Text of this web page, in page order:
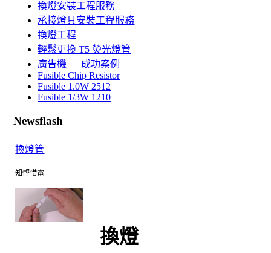
換燈安裝工程服務
承接燈具安裝工程服務
換燈工程
輕鬆更換 T5 熒光燈管
廣告機 — 成功案例
Fusible Chip Resistor
Fusible 1.0W 2512
Fusible 1/3W 1210
Newsflash
換燈管
知慳惜電
換燈